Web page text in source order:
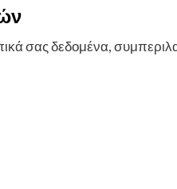
σας δεδομένα,